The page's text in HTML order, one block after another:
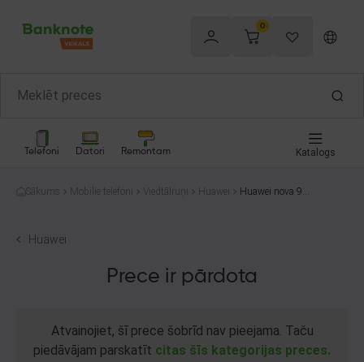
0
Telefoni Datori Remontam Katalogs
Sākums Mobilie telefoni Viedtālruņi Huawei
Huawei nova 9
Huawei
Prece ir pārdota
Atvainojiet, šī prece šobrīd nav pieejama. Taču
piedāvājam parskatīt citas šīs kategorijas preces.